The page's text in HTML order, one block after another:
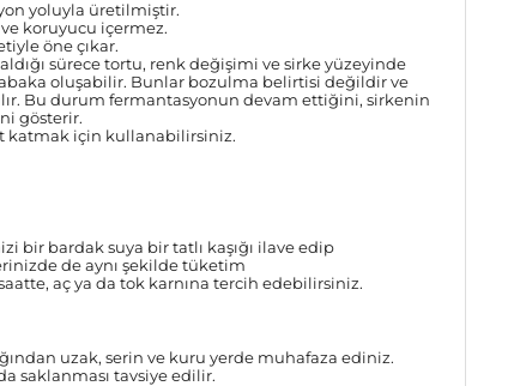
yoluyla üretilmiştir.
koruyucu içermez.
öne çıkar.
sürece tortu, renk değişimi ve sirke yüzeyinde
oluşabilir. Bunlar bozulma belirtisi değildir ve
Bu durum fermantasyonun devam ettiğini, sirkenin
gösterir.
katmak için kullanabilirsiniz.
bir bardak suya bir tatlı kaşığı ilave edip
de aynı şekilde tüketim
aç ya da tok karnına tercih edebilirsiniz.
uzak, serin ve kuru yerde muhafaza ediniz.
saklanması tavsiye edilir.